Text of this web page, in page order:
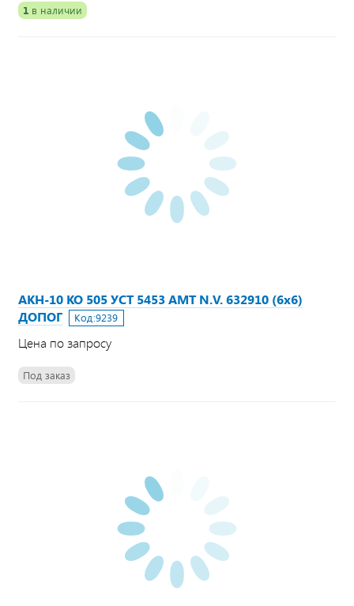
1 в наличии
АКН-10 КО 505 УСТ 5453 АМТ N.V. 632910 (6х6)
ДОПОГ
Код:9239
Цена по запросу
Под заказ